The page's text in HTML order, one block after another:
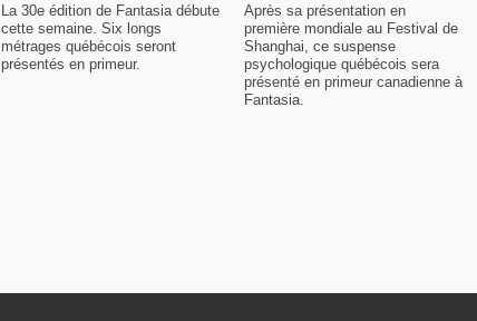
La 30e édition de Fantasia débute
cette semaine. Six longs
métrages québécois seront
présentés en primeur.
Après sa présentation en
première mondiale au Festival de
Shanghai, ce suspense
psychologique québécois sera
présenté en primeur canadienne à
Fantasia.